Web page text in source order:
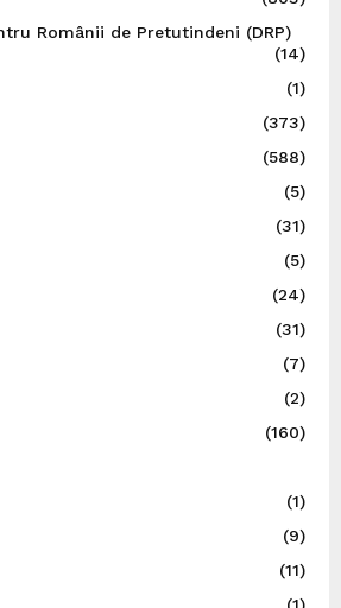
Românii de Pretutindeni (DRP)
(14)
(1)
(373)
(588)
(5)
(31)
(5)
(24)
(31)
(7)
(2)
(160)
(1)
(9)
(11)